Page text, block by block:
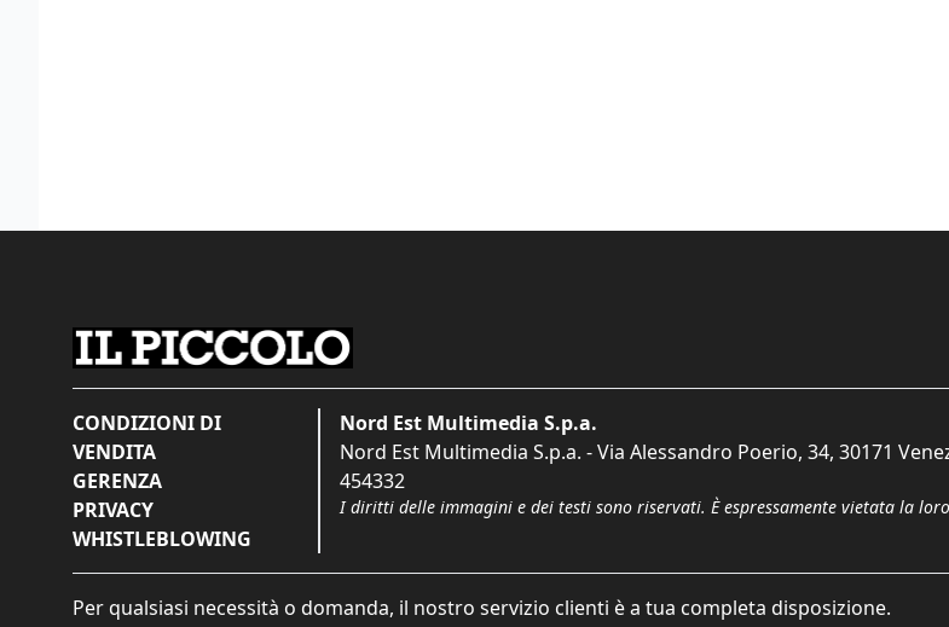
CONDIZIONI DI
VENDITA
GERENZA
PRIVACY
WHISTLEBLOWING
Nord Est Multimedia S.p.a.
Nord Est Multimedia S.p.a. - Via Alessandro Poerio, 34, 30171
454332
I diritti delle immagini e dei testi sono riservati. È espressamente vietata la
Per qualsiasi necessità o domanda, il nostro servizio clienti è a tua completa disposizione.